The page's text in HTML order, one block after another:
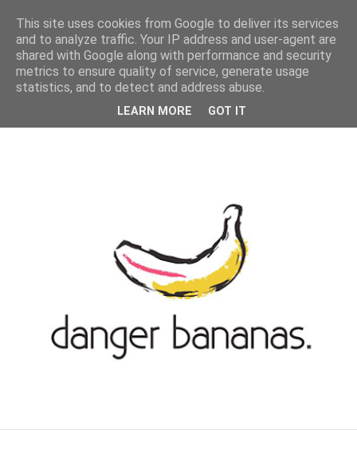
MENU
This site uses cookies from Google to deliver its services
and to analyze traffic. Your IP address and user-agent are
shared with Google along with performance and security
metrics to ensure quality of service, generate usage
statistics, and to detect and address abuse.
LEARN MORE GOT IT